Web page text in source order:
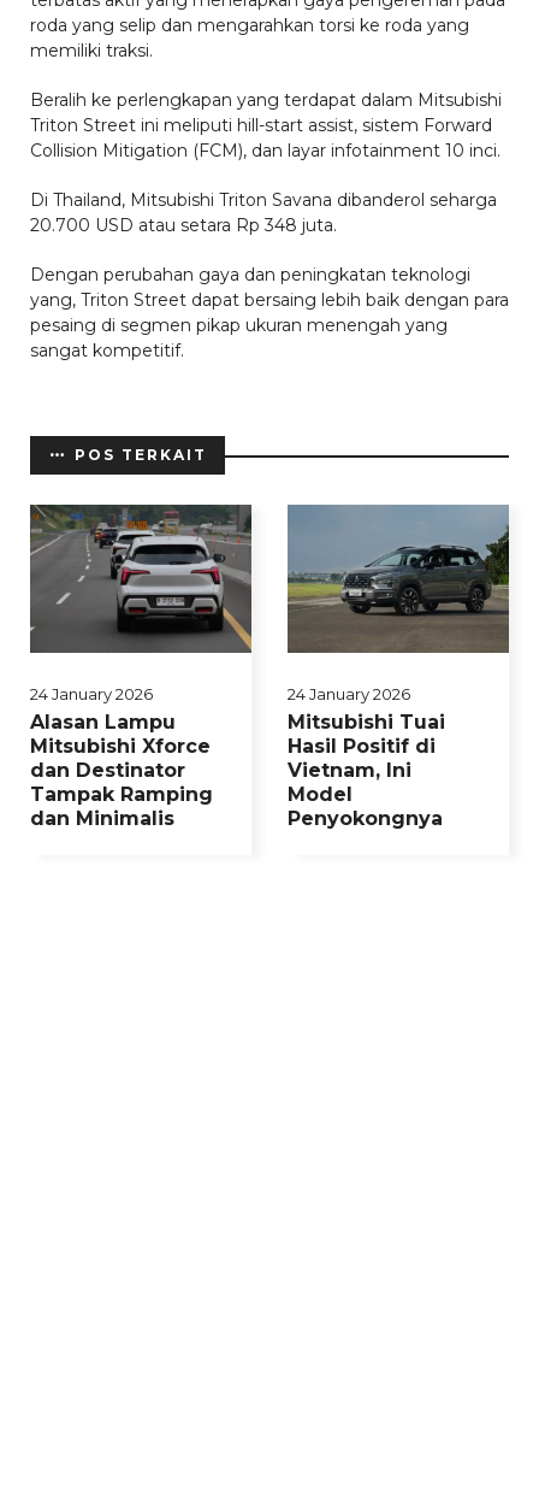
roda yang selip dan mengarahkan torsi ke roda yang
memiliki traksi.
Beralih ke perlengkapan yang terdapat dalam Mitsubishi
Triton Street ini meliputi hill-start assist, sistem Forward
Collision Mitigation (FCM), dan layar infotainment 10 inci.
Di Thailand, Mitsubishi Triton Savana dibanderol seharga
20.700 USD atau setara Rp 348 juta.
Dengan perubahan gaya dan peningkatan teknologi
yang, Triton Street dapat bersaing lebih baik dengan para
pesaing di segmen pikap ukuran menengah yang
sangat kompetitif.
POS TERKAIT
24 January 2026
Alasan Lampu
Mitsubishi Xforce
dan Destinator
Tampak Ramping
dan Minimalis
24 January 2026
Mitsubishi Tuai
Hasil Positif di
Vietnam, Ini
Model
Penyokongnya